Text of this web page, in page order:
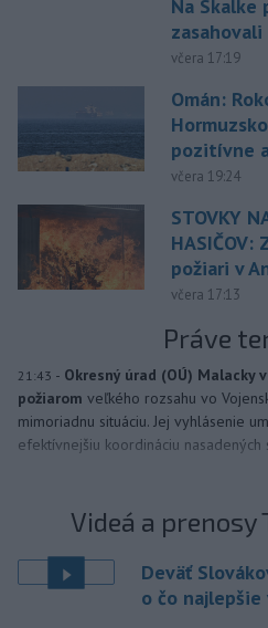
Na Skalke
včera 17:19
Omán:
pozitívne
včera 19:24
STOVKY
HASIČOV:
požiari v
včera 17:13
Práve
21:43 - Okresný úrad (OÚ) Malacky
požiarom veľkého rozsahu vo
mimoriadnu situáciu. Jej vyhlásenie
efektívnejšiu koordináciu
Videá a prenosy
Deväť
o čo